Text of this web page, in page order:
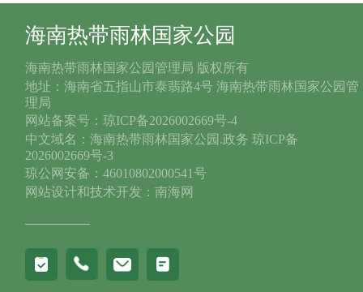
海南热带雨林国家公园
海南热带雨林国家公园管理局 版权所有
地址：海南省五指山市泰翡路4号 海南热带雨林国家公园管
理局
网站备案号：琼ICP备2026002669号-4
中文域名：海南热带雨林国家公园.政务 琼ICP备
2026002669号-3
琼公网安备：46010802000541号
网站设计和技术开发：南海网